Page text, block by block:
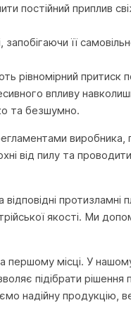
постійний приплив
її
рівномірний притиск
впливу
та безшумно.
виробника,
від пилу та
протизламні
якості. Ми
першому місці. У
підібрати рішення
надійну продукцію,